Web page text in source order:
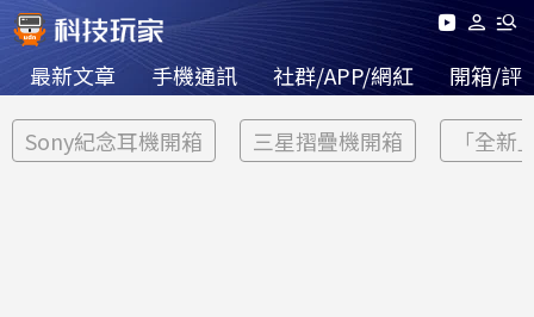
最新文章 手機通訊 社群/APP/網紅 開箱/評
Sony紀念耳機開箱 三星摺疊機開箱 「全新